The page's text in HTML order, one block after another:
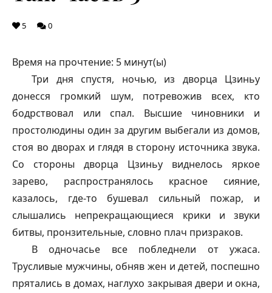
5 0
Время на прочтение: 5 минут(ы)
Три дня спустя, ночью, из дворца Цзиньу
донесся громкий шум, потревожив всех, кто
бодрствовал или спал. Высшие чиновники и
простолюдины один за другим выбегали из домов,
стоя во дворах и глядя в сторону источника звука.
Со стороны дворца Цзиньу виднелось яркое
зарево, распространялось красное сияние,
казалось, где-то бушевал сильный пожар, и
слышались непрекращающиеся крики и звуки
битвы, пронзительные, словно плач призраков.
В одночасье все побледнели от ужаса.
Трусливые мужчины, обняв жен и детей, поспешно
прятались в домах, наглухо закрывая двери и окна,